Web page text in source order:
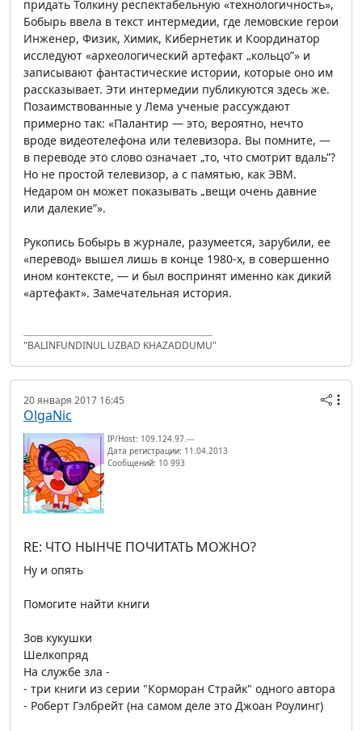
придать Толкину респектабельную «технологичность»,
Бобырь ввела в текст интермедии, где лемовские герои
Инженер, Физик, Химик, Кибернетик и Координатор
исследуют «археологический артефакт „кольцо”» и
записывают фантастические истории, которые оно им
рассказывает. Эти интермедии публикуются здесь же.
Позаимствованные у Лема ученые рассуждают
примерно так: «Палантир — это, вероятно, нечто
вроде видеотелефона или телевизора. Вы помните, —
в переводе это слово означает „то, что смотрит вдаль”?
Но не простой телевизор, а с памятью, как ЭВМ.
Недаром он может показывать „вещи очень давние
или далекие”».
Рукопись Бобырь в журнале, разумеется, зарубили, ее
«перевод» вышел лишь в конце 1980-х, в совершенно
ином контексте, — и был воспринят именно как дикий
«артефакт». Замечательная история.
"BALINFUNDINUL UZBAD KHAZADDUMU"
20 января 2017 16:45
OlgaNic
IP/Host: 109.124.97.---
Дата регистрации: 11.04.2013
Сообщений: 10 993
RE: ЧТО НЫНЧЕ ПОЧИТАТЬ МОЖНО?
Ну и опять
Помогите найти книги
Зов кукушки
Шелкопряд
На службе зла -
- три книги из серии "Корморан Страйк" одного автора
- Роберт Гэлбрейт (на самом деле это Джоан Роулинг)